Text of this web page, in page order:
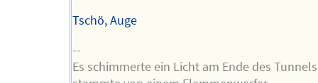
Tschö, Auge
--
Es schimmerte ein Licht am Ende des